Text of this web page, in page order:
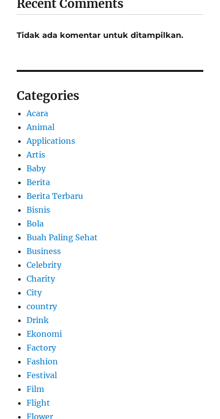
Recent Comments
Tidak ada komentar untuk ditampilkan.
Categories
Acara
Animal
Applications
Artis
Baby
Berita
Berita Terbaru
Bisnis
Bola
Buah Paling Sehat
Business
Celebrity
Charity
City
country
Drink
Ekonomi
Factory
Fashion
Festival
Film
Flight
Flower